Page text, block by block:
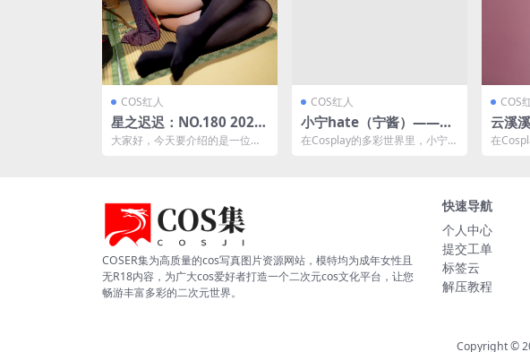
COS红人
星之迟迟：NO.180 2023
年12月计划B 碧蓝航线-樫
大家好，今天要介绍的是一位在c
COS红人
小宁hate（宁酱）——灵
动猫耳少女的奇幻世界[50
在Cosplay的多彩世界里，小宁h
COS
云溪
在
COSER集为高质量的cos写真图片资源网站，模特均为成年女性且
无R18内容，为广大cos爱好者打造一个二次元cos文化平台，让您
畅游丰富多彩的二次元世界。
快速导航
个人中心
提交工单
标签云
解压教程
Copyright ©